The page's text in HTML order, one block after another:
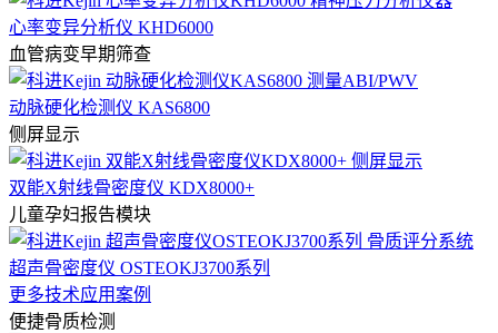
心率变异分析仪 KHD6000
血管病变早期筛查
动脉硬化检测仪 KAS6800
侧屏显示
双能X射线骨密度仪 KDX8000+
儿童孕妇报告模块
超声骨密度仪 OSTEOKJ3700系列
更多技术应用案例
便捷骨质检测